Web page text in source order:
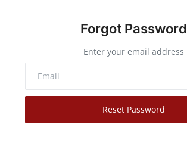
Forgot Password
Enter your email address
Reset Password